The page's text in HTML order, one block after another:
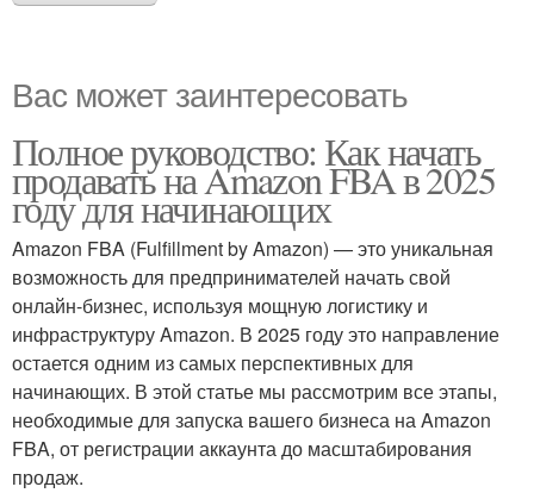
Вас может заинтересовать
Полное руководство: Как начать
продавать на Amazon FBA в 2025
году для начинающих
Amazon FBA (Fulfillment by Amazon) — это уникальная
возможность для предпринимателей начать свой
онлайн-бизнес, используя мощную логистику и
инфраструктуру Amazon. В 2025 году это направление
остается одним из самых перспективных для
начинающих. В этой статье мы рассмотрим все этапы,
необходимые для запуска вашего бизнеса на Amazon
FBA, от регистрации аккаунта до масштабирования
продаж.